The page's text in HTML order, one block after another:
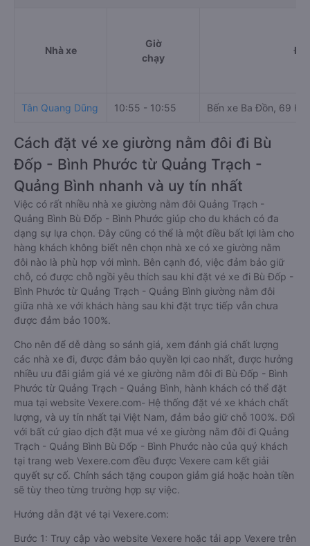
Nhà xe
Giờ
chạy
Tân Quang Dũng 10:55 - 10:55 Bến xe Ba Đồn, 69
Cách đặt vé xe giường nằm đôi đi Bù
Đốp - Bình Phước từ Quảng Trạch -
Quảng Bình nhanh và uy tín nhất
Việc có rất nhiều nhà xe giường nằm đôi Quảng Trạch -
Quảng Bình Bù Đốp - Bình Phước giúp cho du khách có đa
dạng sự lựa chọn. Đây cũng có thể là một điều bất lợi làm cho
hàng khách không biết nên chọn nhà xe có xe giường nằm
đôi nào là phù hợp với mình. Bên cạnh đó, việc đảm bảo giữ
chỗ, có được chỗ ngồi yêu thích sau khi đặt vé xe đi Bù Đốp -
Bình Phước từ Quảng Trạch - Quảng Bình giường nằm đôi
giữa nhà xe với khách hàng sau khi đặt trực tiếp vẫn chưa
được đảm bảo 100%.
Cho nên để dễ dàng so sánh giá, xem đánh giá chất lượng
các nhà xe đi, được đảm bảo quyền lợi cao nhất, được hưởng
nhiều ưu đãi giảm giá vé xe giường nằm đôi đi Bù Đốp - Bình
Phước từ Quảng Trạch - Quảng Bình, hành khách có thể đặt
mua tại website Vexere.com- Hệ thống đặt vé xe khách chất
lượng, và uy tín nhất tại Việt Nam, đảm bảo giữ chỗ 100%. Đối
với bất cứ giao dịch đặt mua vé xe giường nằm đôi đi Quảng
Trạch - Quảng Bình Bù Đốp - Bình Phước nào của quý khách
tại trang web Vexere.com đều được Vexere cam kết giải
quyết sự cố. Chính sách tặng coupon giảm giá hoặc hoàn tiền
sẽ tùy theo từng trường hợp sự việc.
Hướng dẫn đặt vé tại Vexere.com:
Bước 1: Truy cập vào website Vexere hoặc tải app Vexere trên